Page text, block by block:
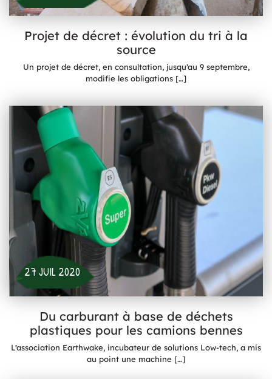
Projet de décret : évolution du tri à la
source
Un projet de décret, en consultation, jusqu’au 9 septembre,
modifie les obligations […]
27 JUIL 2020
Du carburant à base de déchets
plastiques pour les camions bennes
L’association Earthwake, incubateur de solutions Low-tech, a mis
au point une machine […]